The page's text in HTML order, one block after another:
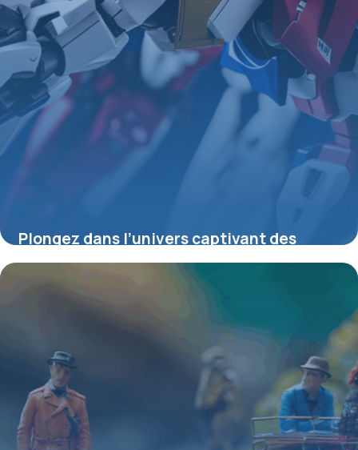
Plongez dans l’univers captivant des
figurines Gundam : histoire, passion et
techniques